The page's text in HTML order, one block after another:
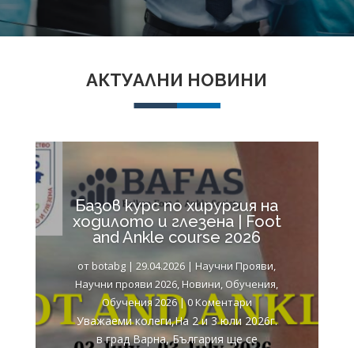
АКТУАЛНИ НОВИНИ
Базов курс по хирургия на
ходилото и глезена | Foot
and Ankle course 2026
от botabg |29.04.2026 | Научни Прояви,
Научни прояви 2026, Новини, Обучения,
Обучения 2026| 0 Коментари
Уважаеми колеги,На 2 и 3 юли 2026г.
в град Варна, България ще се